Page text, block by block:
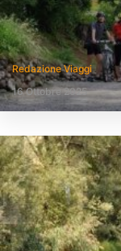
Redazione Viaggi
16 Ottobre 2025